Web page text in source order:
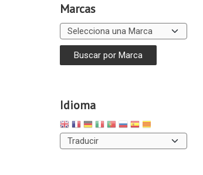
Marcas
Idioma